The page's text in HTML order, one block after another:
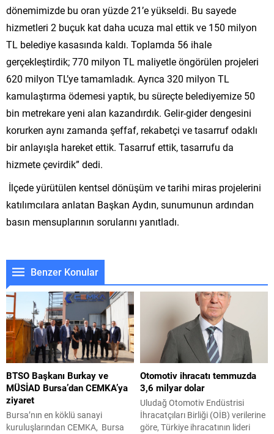
dönemimizde bu oran yüzde 21’e yükseldi. Bu sayede
hizmetleri 2 buçuk kat daha ucuza mal ettik ve 150 milyon
TL belediye kasasında kaldı. Toplamda 56 ihale
gerçekleştirdik; 770 milyon TL maliyetle öngörülen projeleri
620 milyon TL’ye tamamladık. Ayrıca 320 milyon TL
kamulaştırma ödemesi yaptık, bu süreçte belediyemize 50
bin metrekare yeni alan kazandırdık. Gelir-gider dengesini
korurken aynı zamanda şeffaf, rekabetçi ve tasarruf odaklı
bir anlayışla hareket ettik. Tasarruf ettik, tasarrufu da
hizmete çevirdik” dedi.
İlçede yürütülen kentsel dönüşüm ve tarihi miras projelerini
katılımcılara anlatan Başkan Aydın, sunumunun ardından
basın mensuplarının sorularını yanıtladı.
Benzer Konular
BTSO Başkanı Burkay ve
MÜSİAD Bursa’dan CEMKA’ya
ziyaret
Bursa’nın en köklü sanayi
kuruluşlarından CEMKA, Bursa
Otomotiv ihracatı temmuzda
3,6 milyar dolar
Uludağ Otomotiv Endüstrisi
İhracatçıları Birliği (OİB) verilerine
göre, Türkiye ihracatının lideri